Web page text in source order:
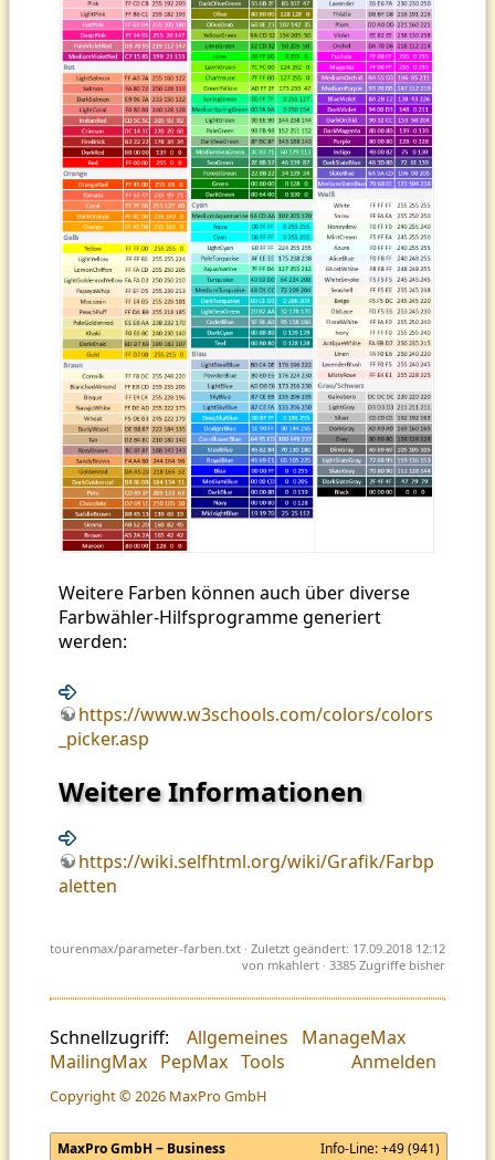
Weitere Farben können auch über diverse
Farbwähler-Hilfsprogramme generiert
werden:
https://www.w3schools.com/colors/colors
_picker.asp
Weitere Informationen
https://wiki.selfhtml.org/wiki/Grafik/Farbp
aletten
tourenmax/parameter-farben.txt · Zuletzt geändert: 17.09.2018 12:12
von mkahlert · 3385 Zugriffe bisher
Schnellzugriff: Allgemeines
ManageMax
MailingMax PepMax Tools Anmelden
Copyright © 2026 MaxPro GmbH
MaxPro GmbH − Business
Info-Line:+49 (941)